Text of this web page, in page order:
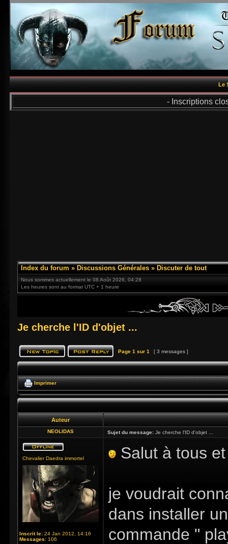
Le
- Inscriptions
Index du forum » Discussions Générales » Discuter de tout
Nous sommes actuellement le 08 Août 2026, 04:28
Les heures sont au format UTC + 1 heure
Je cherche l'ID d'objet ...
Page 1 sur 1 [ 3 messages ]
Imprimer
Auteur
NEOLIDAS Sujet du message: Je cherche l'ID d'objet ...
Chevalier Daedra immortel
Inscrit le: 24 Jan 2012, 14:16
Messages: 106
Salut à tous
je voudrait
dans installer
commande "